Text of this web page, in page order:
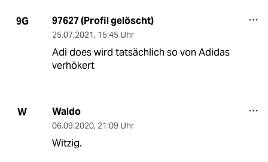
9G 97627 (Profil gelöscht)
25.07.2021, 15:45 Uhr
Adi does wird tatsächlich so von Adidas
verhökert
W Waldo
06.09.2020, 21:09 Uhr
Witzig.